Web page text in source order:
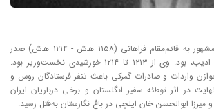
سید ابوالقاسم قائم‌مقام مشهور به قائم‌مقام فراهانی (۱۱۵۸ ه‍.ش - ۱۲۱۴ ه‍.ش) صدر
اعظم ایران، سیاست‌مدار، ادیب، بود. وی از ۱۲۱۳ تا ۱۲۱۴ خورشیدی نخست‌وزیر بود.
واردات و صادرات گمرکی باعث تنفر فرستادگان روس و
در اثر توطئه سفیر انگلستان و برخی درباریان ایران
ابوالحسن خان ایلچی در باغ نگارستان به‌قتل رسید.